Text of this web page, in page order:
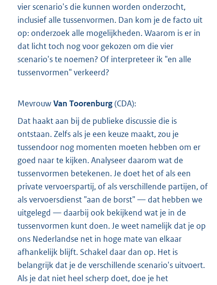
vier scenario's die kunnen worden onderzocht,
inclusief alle tussenvormen. Dan kom je de facto uit
op: onderzoek alle mogelijkheden. Waarom is er in
dat licht toch nog voor gekozen om die vier
scenario's te noemen? Of interpreteer ik "en alle
tussenvormen" verkeerd?
MevrouwVan Toorenburg(CDA):
Dat haakt aan bij de publieke discussie die is
ontstaan. Zelfs als je een keuze maakt, zou je
tussendoor nog momenten moeten hebben om er
goed naar te kijken. Analyseer daarom wat de
tussenvormen betekenen. Je doet het of als een
private vervoerspartij, of als verschillende partijen, of
als vervoersdienst "aan de borst" — dat hebben we
uitgelegd — daarbij ook bekijkend wat je in de
tussenvormen kunt doen. Je weet namelijk dat je op
ons Nederlandse net in hoge mate van elkaar
afhankelijk blijft. Schakel daar dan op. Het is
belangrijk dat je de verschillende scenario's uitvoert.
Als je dat niet heel scherp doet, doe je het